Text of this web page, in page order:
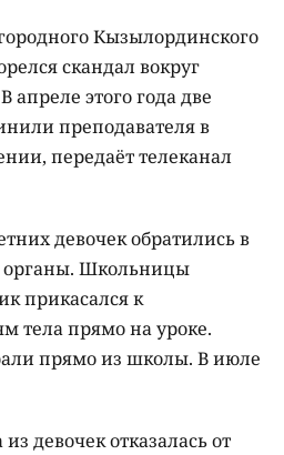
Кызылординского
скандал вокруг
апреле этого года две
преподавателя в
передаёт телеканал
девочек обратились в
органы. Школьницы
прикасался к
тела прямо на уроке.
прямо из школы. В июле
девочек отказалась от